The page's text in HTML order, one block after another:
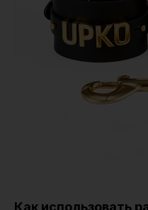
Как использовать